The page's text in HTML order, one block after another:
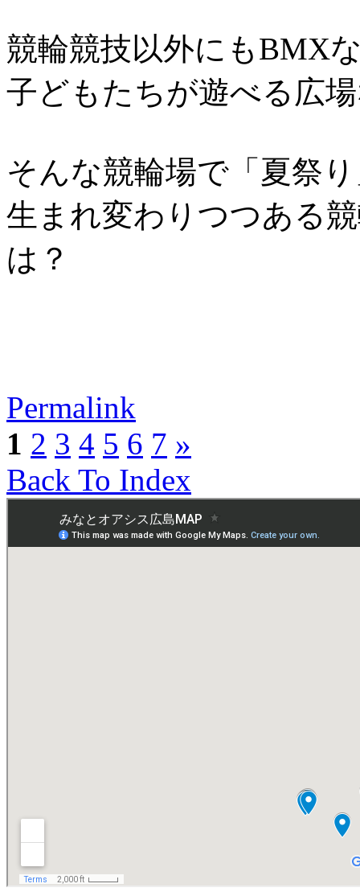
競輪競技以外にもBMX
子どもたちが遊べる広
そんな競輪場で「夏祭
生まれ変わりつつある
は？
Permalink
1 2 3 4 5 6 7 »
Back To Index